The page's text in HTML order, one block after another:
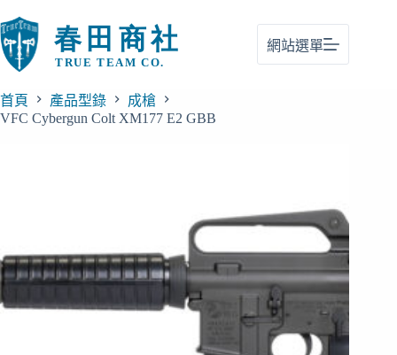
至
主
內
容
網站選單
首頁 產品型錄
成槍
VFC Cybergun Colt XM177 E2 GBB